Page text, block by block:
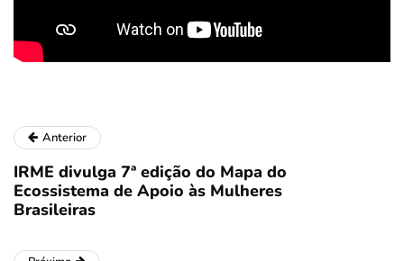
Anterior
IRME divulga 7ª edição do Mapa do
Ecossistema de Apoio às Mulheres
Brasileiras